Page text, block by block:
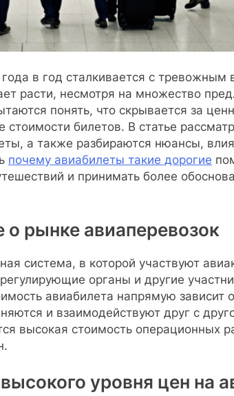
в год сталкивается с тревожным
расти, несмотря на множество
понять, что скрывается за
билетов. В статье
а также разбираются нюансы,
почему авиабилеты такие дорогие
и принимать более
рынке авиаперевозок
система, в которой участвуют
органы и другие
авиабилета напрямую зависит
и взаимодействуют друг с
высокая стоимость операционных
уровня цен на